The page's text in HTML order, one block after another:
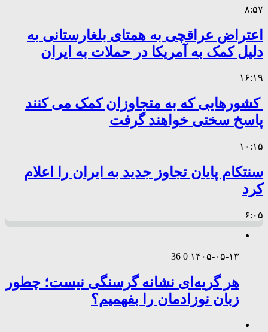
۸:۵۷
اعتراض عراقچی به همتای بلغارستانی به
دلیل کمک به آمریکا در حملات به ایران
۱۶:۱۹
کشورهایی که به متجاوزان کمک می کنند
پاسخ سختی خواهند گرفت
۱۰:۱۵
سنتکام پایان تجاوز جدید به ایران را اعلام
کرد
۶:۰۵
۱۴۰۵-۰۵-۱۳ 0
36
هر گریه‌ای نشانه گرسنگی نیست؛ چطور
زبان نوزادمان را بفهمیم؟